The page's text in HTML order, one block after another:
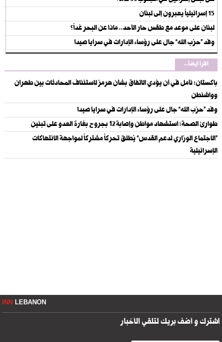
15 إسرائيلياً يعبرون إلى لبنان
لبنان على موعد مع طقس حار الأحد.. ماذا عن البحر غداً؟
وفد “حزب الله” جال على رؤساء الإدارات في سرايا صيدا
اقرأ أيضاً...
باكستان: نأمل في أن يؤدي الاتفاق بشأن هرمز لاستئناف المحادثات بين طهران
وواشنطن
وفد “حزب الله” جال على رؤساء الإدارات في سرايا صيدا
طوارئ الصحة: استشهاد مواطن وإصابة ١٢ بجروح بغارة العدو على تبنين
“الاجتماع الوزاري لدعم القدس” يُطلق تحركاً مشتركاً لمواجهة الانتهاكات
الإسرائيلية
INNLEBANON
اشترك و أضف بريك لتلقي الأخبار